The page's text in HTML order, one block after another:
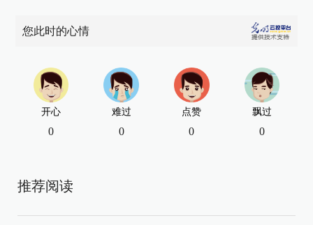
您此时的心情
开心
0
难过
0
点赞
0
飘过
0
推荐阅读